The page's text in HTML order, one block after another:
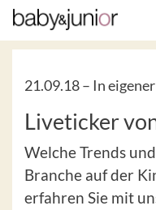
21.09.18 – In
Liveticker
Welche Trends
Branche auf der
erfahren Sie mit